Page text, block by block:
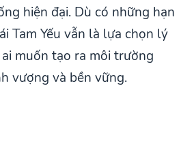
hiện đại. Dù có những hạn
Tam Yếu vẫn là lựa chọn lý
muốn tạo ra môi trường
vượng và bền vững.